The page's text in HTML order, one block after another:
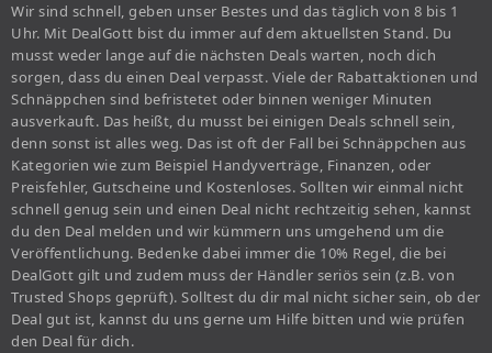
Wir sind schnell, geben unser Bestes und das täglich von 8 bis 1
Uhr. Mit DealGott bist du immer auf dem aktuellsten Stand. Du
musst weder lange auf die nächsten Deals warten, noch dich
sorgen, dass du einen Deal verpasst. Viele der Rabattaktionen und
Schnäppchen sind befristetet oder binnen weniger Minuten
ausverkauft. Das heißt, du musst bei einigen Deals schnell sein,
denn sonst ist alles weg. Das ist oft der Fall bei Schnäppchen aus
Kategorien wie zum Beispiel Handyverträge, Finanzen, oder
Preisfehler, Gutscheine und Kostenloses. Sollten wir einmal nicht
schnell genug sein und einen Deal nicht rechtzeitig sehen, kannst
du den Deal melden und wir kümmern uns umgehend um die
Veröffentlichung. Bedenke dabei immer die 10% Regel, die bei
DealGott gilt und zudem muss der Händler seriös sein (z.B. von
Trusted Shops geprüft). Solltest du dir mal nicht sicher sein, ob der
Deal gut ist, kannst du uns gerne um Hilfe bitten und wie prüfen
den Deal für dich.